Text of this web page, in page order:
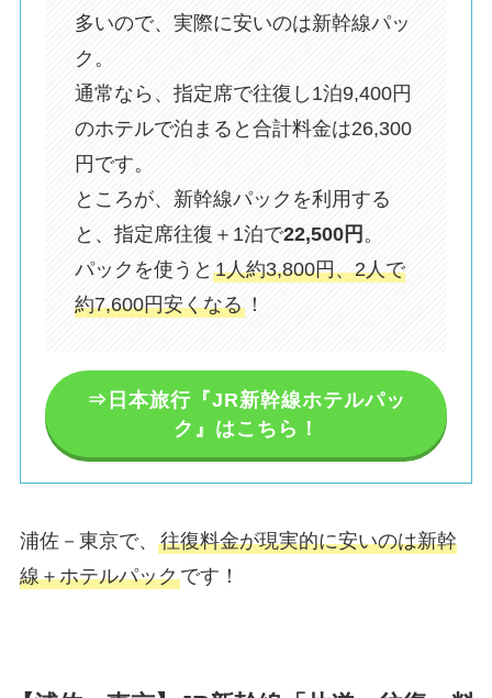
多いので、実際に安いのは新幹線パッ
ク。
通常なら、指定席で往復し1泊9,400円
のホテルで泊まると合計料金は26,300
円です。
ところが、新幹線パックを利用する
と、指定席往復＋1泊で22,500円 。
パックを使うと1人約3,800円、2人で
約7,600円安くなる ！
⇒日本旅行『JR新幹線ホテルパッ
ク』はこちら！
浦佐－東京で、 往復料金が現実的に安いのは新幹
線＋ホテルパックです！